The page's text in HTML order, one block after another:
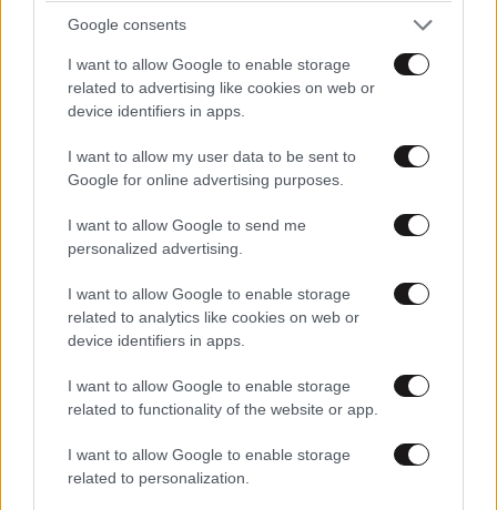
Google consents
I want to allow Google to enable storage
related to advertising like cookies on web or
device identifiers in apps.
I want to allow my user data to be sent to
Google for online advertising purposes.
I want to allow Google to send me
personalized advertising.
I want to allow Google to enable storage
related to analytics like cookies on web or
device identifiers in apps.
I want to allow Google to enable storage
related to functionality of the website or app.
I want to allow Google to enable storage
related to personalization.